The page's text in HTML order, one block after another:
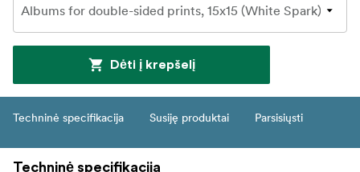
Dėti į krepšelį
Techninė specifikacija Susiję produktai Parsisiųsti
Techninė specifikacija